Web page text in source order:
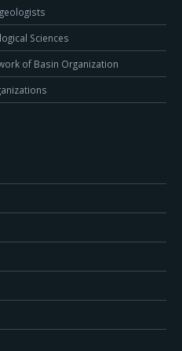
Sciences
of Basin Organization